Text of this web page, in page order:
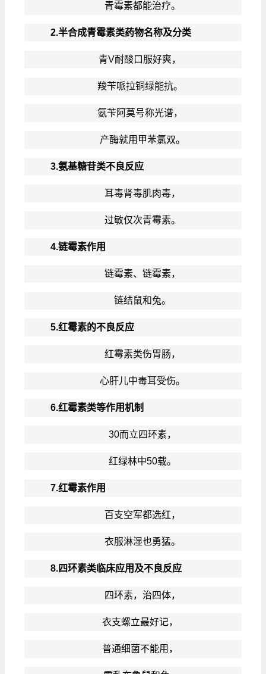
青霉素都能治疗。
2.半合成青霉素类药物名称及分类
青V耐酸口服好爽，
羧苄哌拉铜绿能抗。
氨苄阿莫号称光谱，
产酶就用甲苯氯双。
3.氨基糖苷类不良反应
耳毒肾毒肌肉毒，
过敏仅次青霉素。
4.链霉素作用
链霉素、链霉素，
链结鼠和兔。
5.红霉素的不良反应
红霉素类伤胃肠，
心肝儿中毒耳受伤。
6.红霉素类等作用机制
30而立四环素，
红绿林中50载。
7.红霉素作用
百支空军都选红，
衣服淋湿也勇猛。
8.四环素类临床应用及不良反应
四环素，治四体，
衣支螺立最好记，
普通细菌不能用，